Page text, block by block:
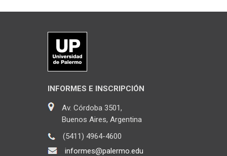
INFORMES E INSCRIPCIÓN
Av. Córdoba 3501,
Buenos Aires, Argentina
(5411) 4964-4600
informes@palermo.edu